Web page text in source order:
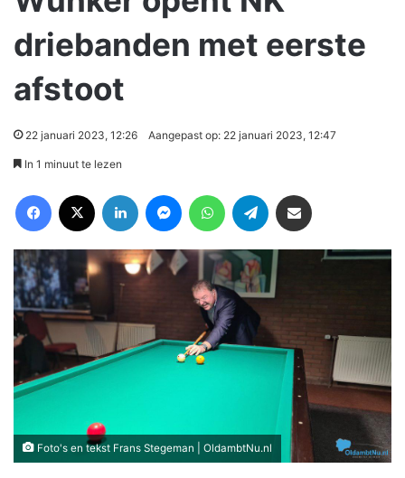
driebanden met eerste
afstoot
22 januari 2023, 12:26 Aangepast op: 22 januari 2023, 12:47
In 1 minuut te lezen
Foto's en tekst Frans Stegeman | OldambtNu.nl